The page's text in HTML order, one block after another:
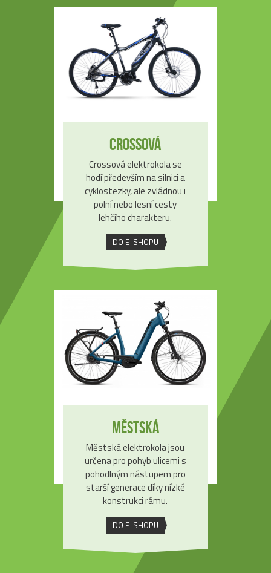
Crossová
Crossová elektrokola se
hodí především na silnici a
cyklostezky, ale zvládnou i
polní nebo lesní cesty
lehčího charakteru.
DO E-SHOPU
Městská
Městská elektrokola jsou
určena pro pohyb ulicemi s
pohodlným nástupem pro
starší generace díky nízké
konstrukci rámu.
DO E-SHOPU